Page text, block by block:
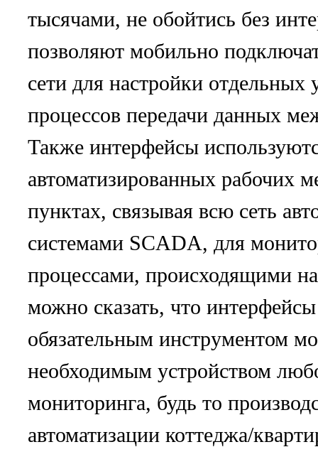
тысячами, не обойтись без
позволяют мобильно
сети для настройки отдельных
процессов передачи данных
Также интерфейсы
автоматизированных рабочих
пунктах, связывая всю сеть
системами SCADA, для
процессами, происходящими
можно сказать, что
обязательным инструментом
необходимым устройством
мониторинга, будь то
автоматизации коттеджа/